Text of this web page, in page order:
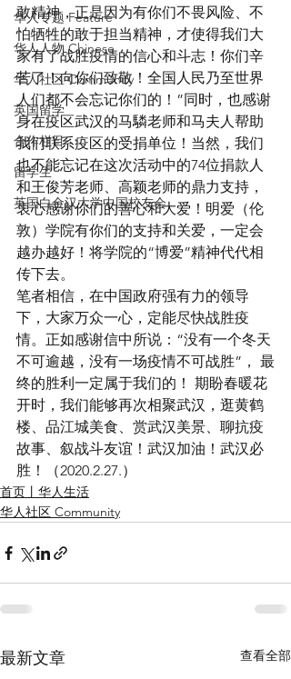
华人专题 Feature
华人人物 Chinese
华人社区 Community
英国留学
合作栏目
留学生
英国白金汉大学中国校友会
敢精神，正是因为有你们不畏风险、不
怕牺牲的敢于担当精神，才使得我们大
家有了战胜疫情的信心和斗志！你们辛
苦了！向你们致敬！全国人民乃至世界
人们都不会忘记你们的！”同时，也感谢
身在疫区武汉的马驎老师和马夫人帮助
我们联系疫区的受捐单位！当然，我们
也不能忘记在这次活动中的74位捐款人
和王俊芳老师、高颖老师的鼎力支持，
衷心感谢你们的善心和大爱！明爱（伦
敦）学院有你们的支持和关爱，一定会
越办越好！将学院的“博爱”精神代代相
传下去。
笔者相信，在中国政府强有力的领导
下，大家万众一心，定能尽快战胜疫
情。正如感谢信中所说：“没有一个冬天
不可逾越，没有一场疫情不可战胜”， 最
终的胜利一定属于我们的！ 期盼春暖花
开时，我们能够再次相聚武汉，逛黄鹤
楼、品江城美食、赏武汉美景、聊抗疫
故事、叙战斗友谊！武汉加油！武汉必
胜！（2020.2.27.）
首页丨华人生活
华人社区 Community
最新文章 查看全部